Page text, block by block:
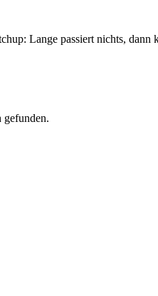
Lange passiert nichts, dann
gefunden.